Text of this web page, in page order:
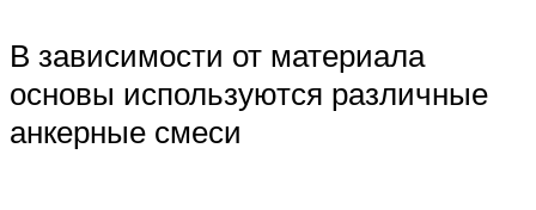
В зависимости от материала
основы используются различные
анкерные смеси